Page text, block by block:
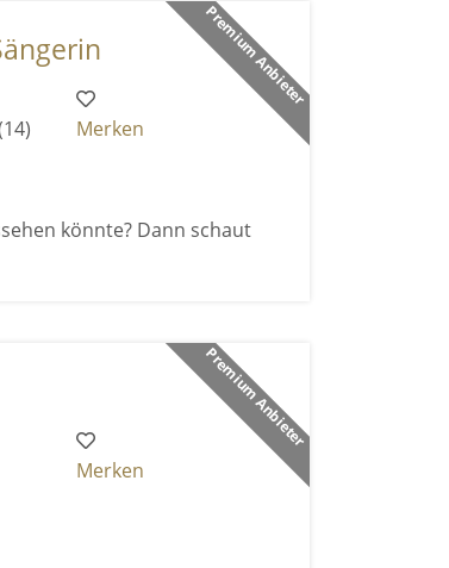
Premium Anbieter
Merken
könnte? Dann schaut
Premium Anbieter
Merken